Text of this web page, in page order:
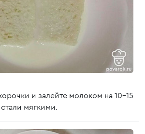
и залейте молоком на 10-15
мягкими.